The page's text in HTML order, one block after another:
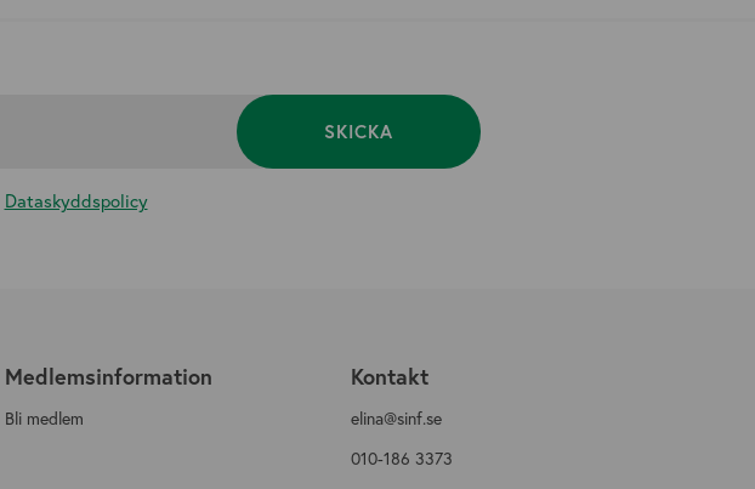
SKICKA
Dataskyddspolicy
Medlemsinformation
Bli medlem
Kontakt
elina@sinf.se
010-186 3373